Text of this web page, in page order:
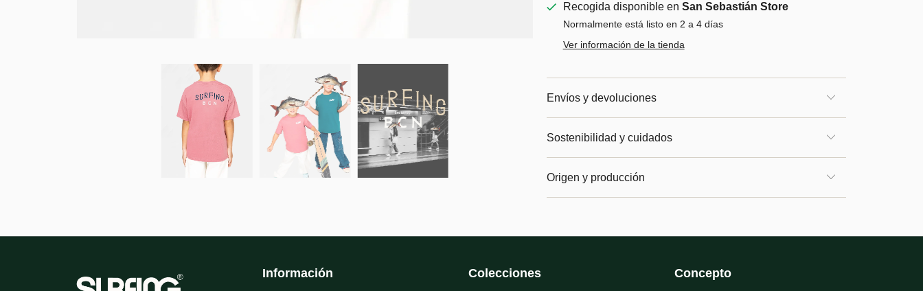
Recogida disponible en San Sebastián Store
Normalmente está listo en 2 a 4 días
Ver información de la tienda
Envíos y devoluciones
Sostenibilidad y cuidados
Origen y producción
Información Colecciones Concepto